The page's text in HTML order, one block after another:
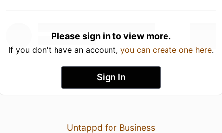
Please sign in to view more.
If you don't have an account, you can create one here.
Sign In
Untappd for Business